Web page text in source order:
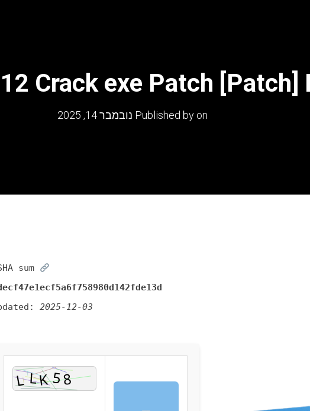
Crack exe Patch [Patch]
Published by on נובמבר 14, 2025
SHA sum:
2025-12-03